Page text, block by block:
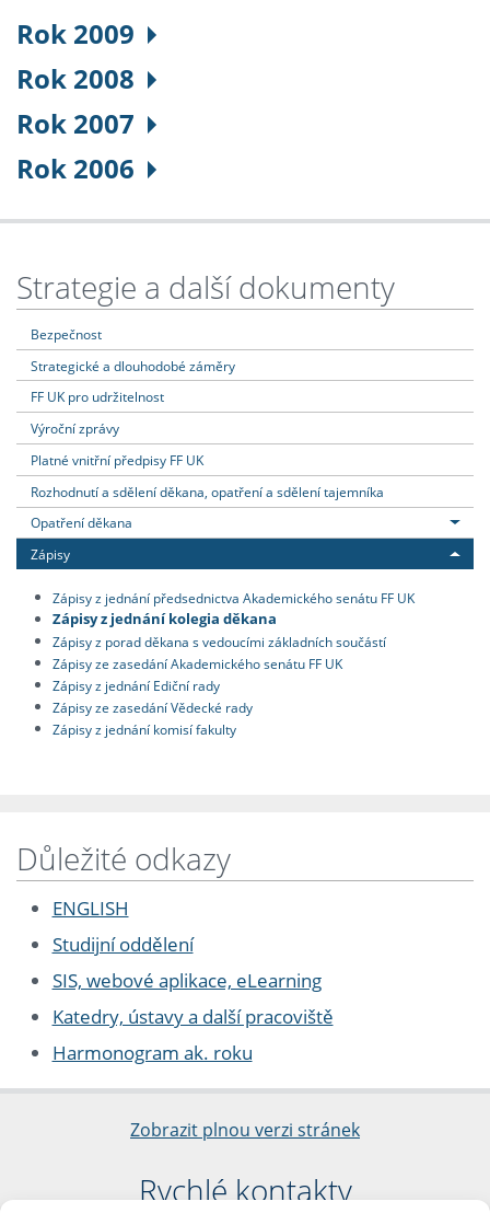
Rok 2009
Rok 2008
Rok 2007
Rok 2006
Strategie a další dokumenty
Bezpečnost
Strategické a dlouhodobé záměry
FF UK pro udržitelnost
Výroční zprávy
Platné vnitřní předpisy FF UK
Rozhodnutí a sdělení děkana, opatření a sdělení tajemníka
Opatření děkana
Zápisy
Zápisy z jednání předsednictva Akademického senátu FF UK
Zápisy z jednání kolegia děkana
Zápisy z porad děkana s vedoucími základních součástí
Zápisy ze zasedání Akademického senátu FF UK
Zápisy z jednání Ediční rady
Zápisy ze zasedání Vědecké rady
Zápisy z jednání komisí fakulty
Důležité odkazy
ENGLISH
Studijní oddělení
SIS, webové aplikace, eLearning
Katedry, ústavy a další pracoviště
Harmonogram ak. roku
Zobrazit plnou verzi stránek
Rychlé kontakty